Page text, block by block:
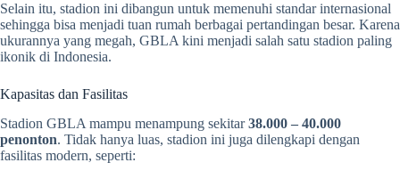
Selain itu, stadion ini dibangun untuk memenuhi standar internasional
sehingga bisa menjadi tuan rumah berbagai pertandingan besar. Karena
ukurannya yang megah, GBLA kini menjadi salah satu stadion paling
ikonik di Indonesia.
Kapasitas dan Fasilitas
Stadion GBLA mampu menampung sekitar38.000 – 40.000
penonton. Tidak hanya luas, stadion ini juga dilengkapi dengan
fasilitas modern, seperti: